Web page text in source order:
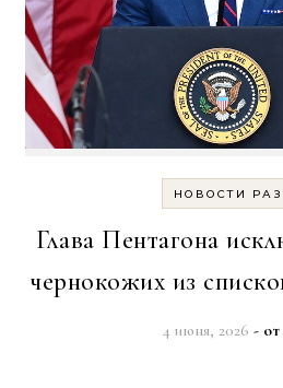
НОВОСТИ
Глава Пентагона
чернокожих из
4 июня, 2026 - от